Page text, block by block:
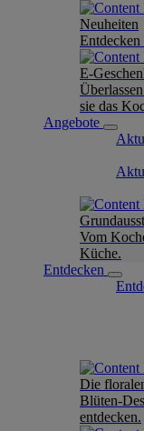
Neuheiten
Entdecken
E-
sie das
Angebote
Vom
Küche.
Entdecken
Die
Blüten-
entdecken.